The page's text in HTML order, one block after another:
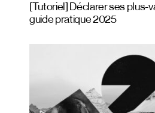
[Tutoriel] Déclarer ses plus-
guide pratique 2025